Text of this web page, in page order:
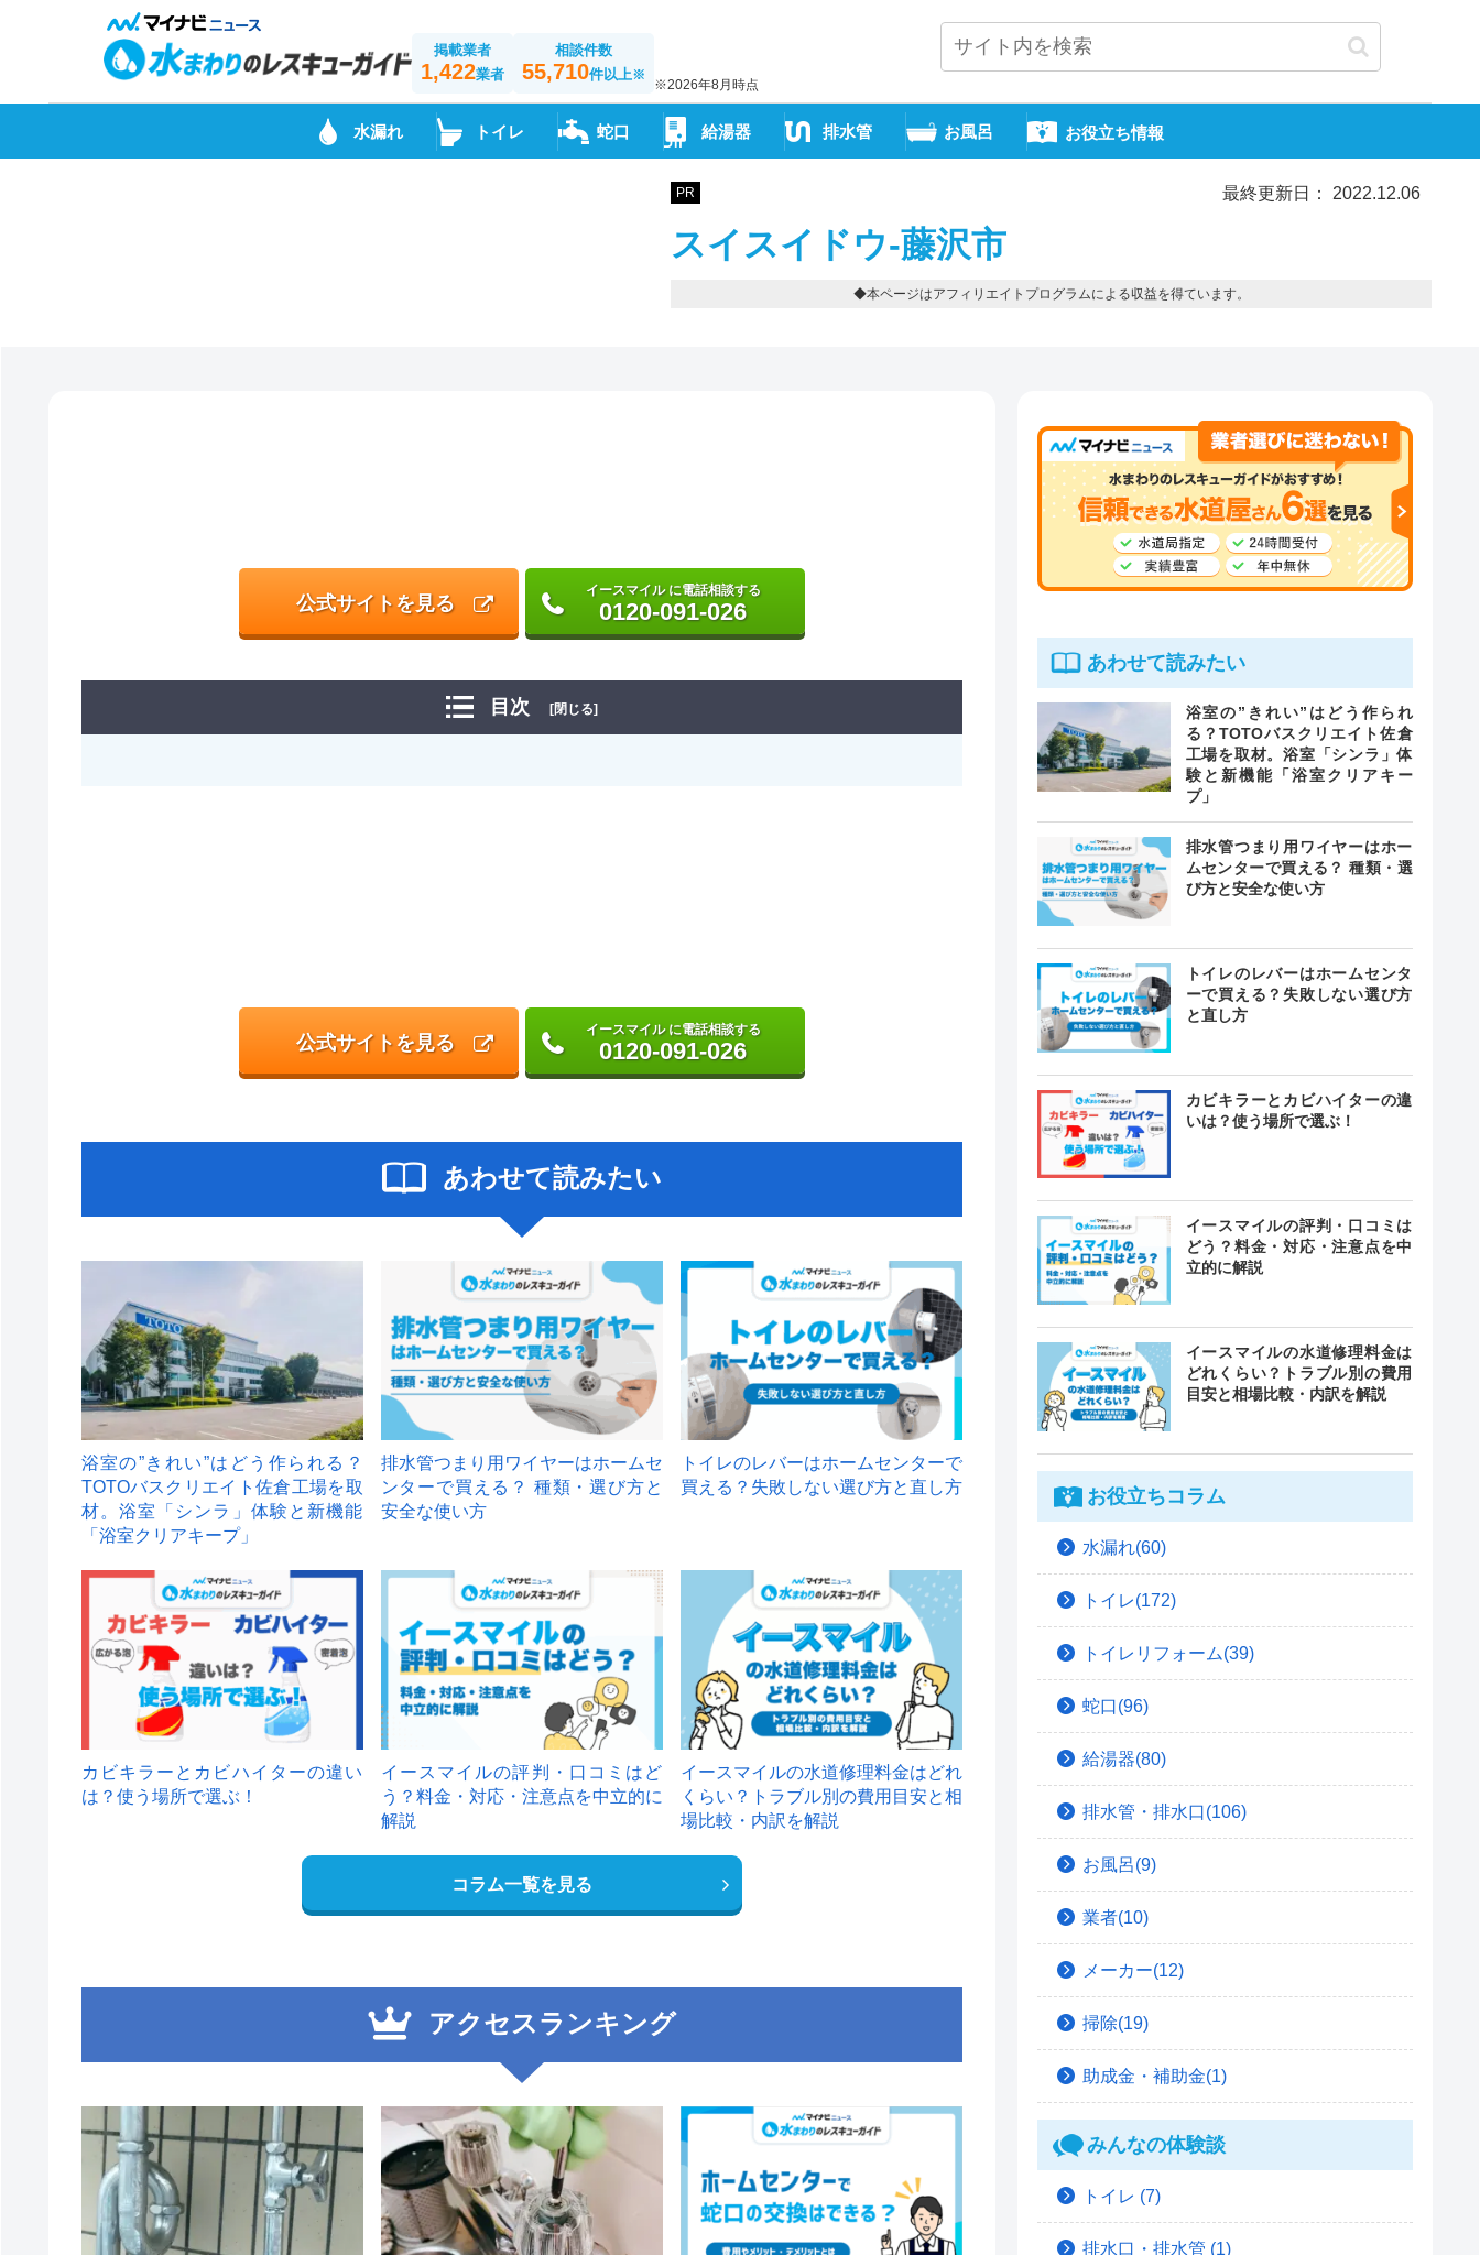
掲載業者
1,422業者
相談件数
55,710件以上※
※2026年8月時点
水漏れ トイレ 蛇口 給湯器 排水管 お風呂 お役立ち情報
PR 最終更新日： 2022.12.06
スイスイドウ-藤沢市
◆本ページはアフィリエイトプログラムによる収益を得ています。
公式サイトを見る
イースマイル に電話相談する
0120-091-026
目次 [閉じる]
公式サイトを見る
イースマイル に電話相談する
0120-091-026
あわせて読みたい
浴室の”きれい”はどう作られる？
TOTOバスクリエイト佐倉工場を取
材。浴室「シンラ」体験と新機能
「浴室クリアキープ」
排水管つまり用ワイヤーはホームセ
ンターで買える？ 種類・選び方と
安全な使い方
トイレのレバーはホームセンターで
買える？失敗しない選び方と直し方
カビキラーとカビハイターの違い
は？使う場所で選ぶ！
イースマイルの評判・口コミはど
う？料金・対応・注意点を中立的に
解説
イースマイルの水道修理料金はどれ
くらい？トラブル別の費用目安と相
場比較・内訳を解説
コラム一覧を見る
アクセスランキング
1 2
あわせて読みたい
浴室の”きれい”はどう作られ
る？TOTOバスクリエイト佐倉
工場を取材。浴室「シンラ」体
験と新機能「浴室クリアキー
プ」
排水管つまり用ワイヤーはホー
ムセンターで買える？ 種類・選
び方と安全な使い方
トイレのレバーはホームセンタ
ーで買える？失敗しない選び方
と直し方
カビキラーとカビハイターの違
いは？使う場所で選ぶ！
イースマイルの評判・口コミは
どう？料金・対応・注意点を中
立的に解説
イースマイルの水道修理料金は
どれくらい？トラブル別の費用
目安と相場比較・内訳を解説
お役立ちコラム
水漏れ(60)
トイレ(172)
トイレリフォーム(39)
蛇口(96)
給湯器(80)
排水管・排水口(106)
お風呂(9)
業者(10)
メーカー(12)
掃除(19)
助成金・補助金(1)
みんなの体験談
トイレ (7)
排水口・排水管 (1)